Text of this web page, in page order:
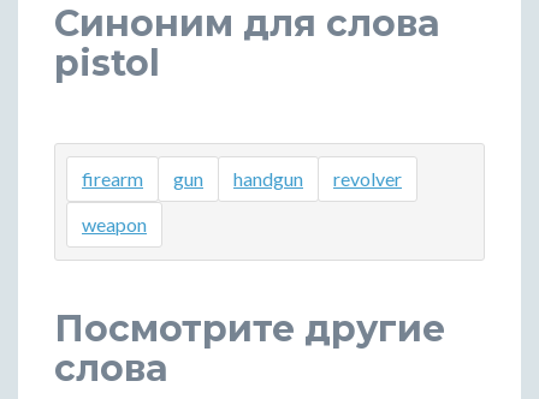
Синоним для слова
pistol
firearm gun handgun
revolver
weapon
Посмотрите другие
слова